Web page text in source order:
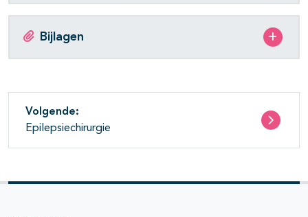
Bijlagen
Volgende:
Epilepsiechirurgie